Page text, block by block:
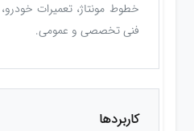
خطوط مونتاژ، تعمیرات
فنی تخصصی و عمومی.
کاربردها